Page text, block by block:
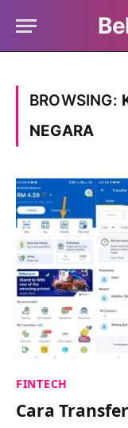
BROWSING:
NEGARA
FINTECH
Cara